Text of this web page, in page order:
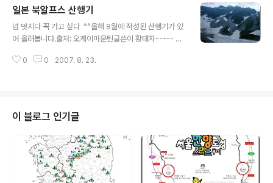
일본 북알프스 산행기
넘 멋지다 꼭 가고 싶다 ^^올해 8월에 작성된 산행기가 있
어 올려봅니다.출처: 오케이마운틴글쓴이 황태자----- 퍼
okyo) 면적 : 377,800㎢ (한반도의 약1.8배 ) 인구 : 1
일: 1965년 12월 18일 일본은 총 국토면적 37만 7,708
평방Km로 한반도의 약1.8배이다. 전체 국토는 훗카이도
(北海道), 혼슈(本州), 시코쿠(四國), 쿠슈(九州) 등 4개
의 큰 섬과 약 500개의 작은 섬으로 구성되어 있는 섬나라
이다. 전체..
0 0 2007. 8. 23.
이 블로그 인기글